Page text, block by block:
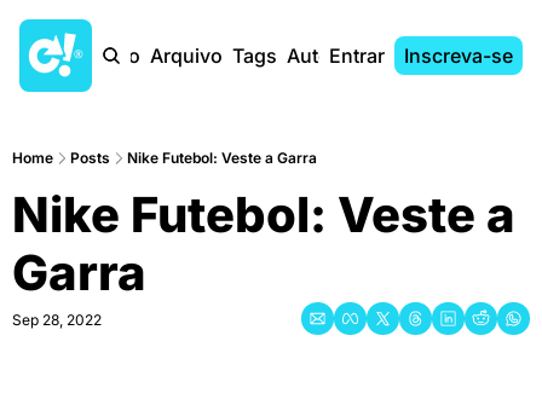
Início Arquivo Tags AutoresEntrar Inscreva-se
Home Posts Nike Futebol: Veste a Garra
Nike Futebol: Veste a
Garra
Sep 28, 2022